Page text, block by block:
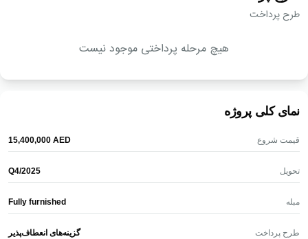
طرح پرداخت
هیچ مرحله پرداختی موجود نیست
نمای کلی پروژه
قیمت شروع ‎15,400,000‎ AED
تحویل Q4/2025
مبله Fully furnished
طرح پرداخت گزینه‌های انعطاف‌پذیر